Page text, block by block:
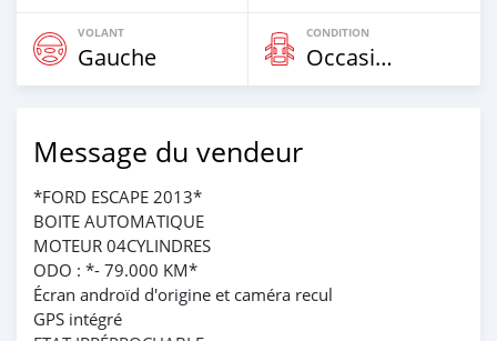
VOLANT
Gauche
CONDITION
Occasion
Message du vendeur
*FORD ESCAPE 2013*
BOITE AUTOMATIQUE
MOTEUR 04CYLINDRES
ODO : *- 79.000 KM*
Écran androïd d'origine et caméra recul
GPS intégré